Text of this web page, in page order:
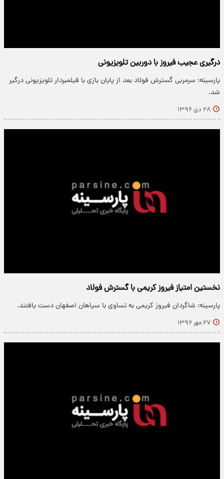
درگیری عجیب فیروز با دوربین تلویزیونی
پارسینه: سرمربی گسترش فولاد بعد از پایان بازی با فیلمبردار تلویزیونی درگیر
شد.
۲۸ دی ۱۳۹۶
نخستین امتیاز فیروز کریمی با گسترش فولاد
پارسینه: شاگردان فیروز کریمی به تساوی با سپاهان اصفهان دست یافتند.
۲۷ مهر ۱۳۹۶